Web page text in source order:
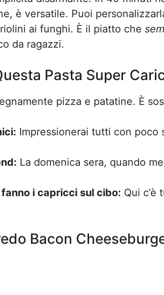
è versatile. Puoi
ai funghi. È il piatto che
da ragazzi.
Pasta Super
pizza e patatine. È
Impressionerai tutti con poco
La domenica sera, quando
i capricci sul cibo: Qui c’è
Bacon